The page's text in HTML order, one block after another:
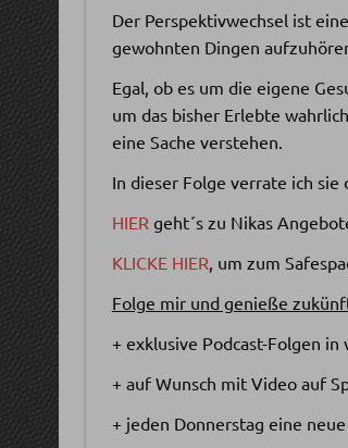
Der Perspektivwechsel ist
gewohnten Dingen
Egal, ob es um die eigene
um das bisher Erlebte
eine Sache verstehen.
In dieser Folge verrate ich sie
HIER geht´s zu Nikas
KLICKE HIER , um zum
Folge mir und genieße
+ exklusive Podcast-Folgen in
+ auf Wunsch mit Video auf
+ jeden Donnerstag eine